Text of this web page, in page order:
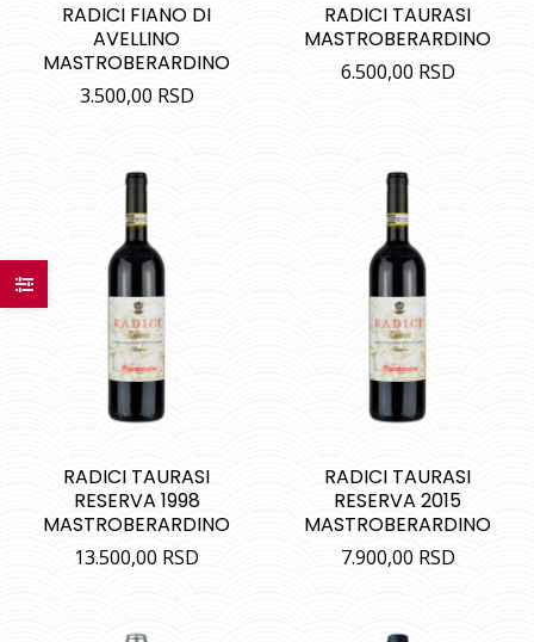
RADICI FIANO DI
AVELLINO
MASTROBERARDINO
3.500,00 RSD
RADICI TAURASI
MASTROBERARDINO
6.500,00 RSD
RADICI TAURASI
RESERVA 1998
MASTROBERARDINO
13.500,00 RSD
RADICI TAURASI
RESERVA 2015
MASTROBERARDINO
7.900,00 RSD